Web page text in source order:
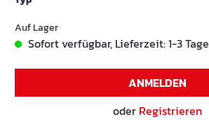
Auf Lager
Sofort verfügbar, Lieferzeit: 1-3 Tage
ANMELDEN
oder Registrieren